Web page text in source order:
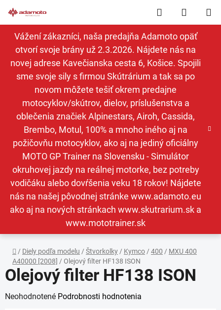
na
obsah
Vážení zákazníci, naša predajňa Adamoto opäť
otvorí svoje brány už 2.3.2026. Nájdete nás na
novej adrese Kavečianska cesta 6, Košice. Spojili
sme svoje sily s firmou Skútrárium a tak sa po
novom môžete tešiť okrem predajne
motocyklov/skútrov, dielov, príslušenstva a
oblečenia značiek Alpinestars, Airoh, Cassida,
Brembo, Motul, 100% a mnoho iného aj na
požičovňu motocyklov, ako aj na jediný oficiálny
MOTO GP Trainer na Slovensku - Simulátor
okruhovej jazdy na reálnej motorke, bez potreby
vodičáku alebo dovŕšenia veku 18 rokov! Nájdete
nás na našej pôvodnej stránke www.adamoto.eu
ako aj na nových stránkach www.skutrarium.sk a
www.mototrainer.sk
Hľadať
KOŠÍK
Domov
/ Diely podľa modelu / Štvorkolky / Kymco / 400 / MXU 400
A40000 [2008] / Olejový filter HF138 ISON
Olejový filter HF138 ISON
Priemerné
Neohodnotené Podrobnosti hodnotenia